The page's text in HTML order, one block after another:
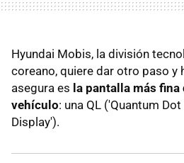
Hyundai Mobis, la división
coreano, quiere dar otro paso y
asegura es la pantalla más fina
vehículo: una QL ('Quantum
Display').